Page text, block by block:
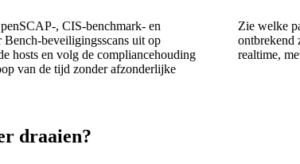
, CIS-benchmark- en
Bench-beveiligingsscans uit op
hosts en volg de compliancehouding
van de tijd zonder afzonderlijke
Zie welke
ontbrekend
realtime,
draaien?